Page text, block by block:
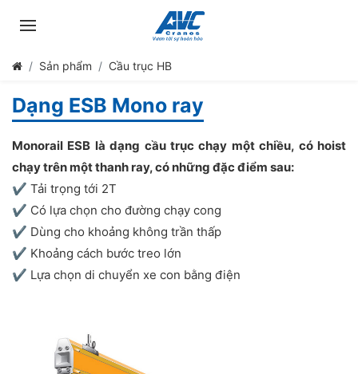
Sản phẩm Cầu trục HB
Dạng ESB Mono ray
Monorail ESB là dạng cầu trục chạy một chiều, có hoist
chạy trên một thanh ray, có những đặc điểm sau:
✔️ Tải trọng tới 2T
✔️ Có lựa chọn cho đường chạy cong
✔️ Dùng cho khoảng không trần thấp
✔️ Khoảng cách bước treo lớn
✔️ Lựa chọn di chuyển xe con bằng điện